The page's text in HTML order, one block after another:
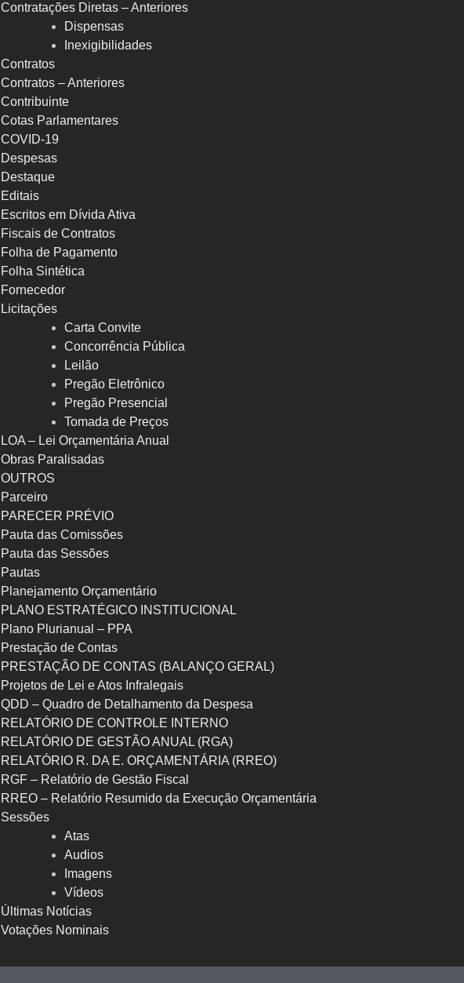
Contratações Diretas – Anteriores
Dispensas
Inexigibilidades
Contratos
Contratos – Anteriores
Contribuinte
Cotas Parlamentares
COVID-19
Despesas
Destaque
Editais
Escritos em Dívida Ativa
Fiscais de Contratos
Folha de Pagamento
Folha Sintética
Fornecedor
Licitações
Carta Convite
Concorrência Pública
Leilão
Pregão Eletrônico
Pregão Presencial
Tomada de Preços
LOA – Lei Orçamentária Anual
Obras Paralisadas
OUTROS
Parceiro
PARECER PRÉVIO
Pauta das Comissões
Pauta das Sessões
Pautas
Planejamento Orçamentário
PLANO ESTRATÉGICO INSTITUCIONAL
Plano Plurianual – PPA
Prestação de Contas
PRESTAÇÃO DE CONTAS (BALANÇO GERAL)
Projetos de Lei e Atos Infralegais
QDD – Quadro de Detalhamento da Despesa
RELATÓRIO DE CONTROLE INTERNO
RELATÓRIO DE GESTÃO ANUAL (RGA)
RELATÓRIO R. DA E. ORÇAMENTÁRIA (RREO)
RGF – Relatório de Gestão Fiscal
RREO – Relatório Resumido da Execução Orçamentária
Sessões
Atas
Audios
Imagens
Vídeos
Últimas Notícias
Votações Nominais